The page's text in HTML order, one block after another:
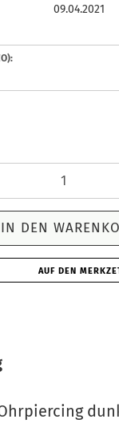
09.04.2021
AUF DEN